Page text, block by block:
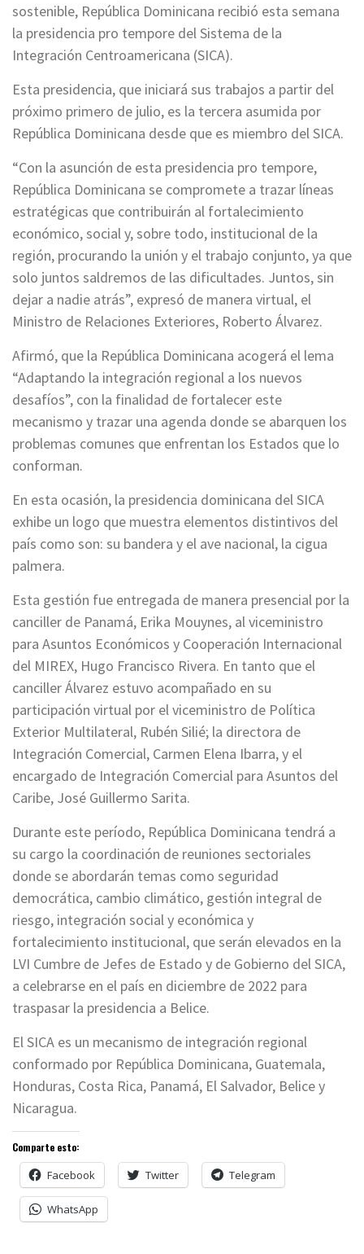
sostenible, República Dominicana recibió esta semana
la presidencia pro tempore del Sistema de la
Integración Centroamericana (SICA).
Esta presidencia, que iniciará sus trabajos a partir del
próximo primero de julio, es la tercera asumida por
República Dominicana desde que es miembro del SICA.
“Con la asunción de esta presidencia pro tempore,
República Dominicana se compromete a trazar líneas
estratégicas que contribuirán al fortalecimiento
económico, social y, sobre todo, institucional de la
región, procurando la unión y el trabajo conjunto, ya que
solo juntos saldremos de las dificultades. Juntos, sin
dejar a nadie atrás”, expresó de manera virtual, el
Ministro de Relaciones Exteriores, Roberto Álvarez.
Afirmó, que la República Dominicana acogerá el lema
“Adaptando la integración regional a los nuevos
desafíos”, con la finalidad de fortalecer este
mecanismo y trazar una agenda donde se abarquen los
problemas comunes que enfrentan los Estados que lo
conforman.
En esta ocasión, la presidencia dominicana del SICA
exhibe un logo que muestra elementos distintivos del
país como son: su bandera y el ave nacional, la cigua
palmera.
Esta gestión fue entregada de manera presencial por la
canciller de Panamá, Erika Mouynes, al viceministro
para Asuntos Económicos y Cooperación Internacional
del MIREX, Hugo Francisco Rivera. En tanto que el
canciller Álvarez estuvo acompañado en su
participación virtual por el viceministro de Política
Exterior Multilateral, Rubén Silié; la directora de
Integración Comercial, Carmen Elena Ibarra, y el
encargado de Integración Comercial para Asuntos del
Caribe, José Guillermo Sarita.
Durante este período, República Dominicana tendrá a
su cargo la coordinación de reuniones sectoriales
donde se abordarán temas como seguridad
democrática, cambio climático, gestión integral de
riesgo, integración social y económica y
fortalecimiento institucional, que serán elevados en la
LVI Cumbre de Jefes de Estado y de Gobierno del SICA,
a celebrarse en el país en diciembre de 2022 para
traspasar la presidencia a Belice.
El SICA es un mecanismo de integración regional
conformado por República Dominicana, Guatemala,
Honduras, Costa Rica, Panamá, El Salvador, Belice y
Nicaragua.
Comparte esto:
Facebook Twitter Telegram
WhatsApp